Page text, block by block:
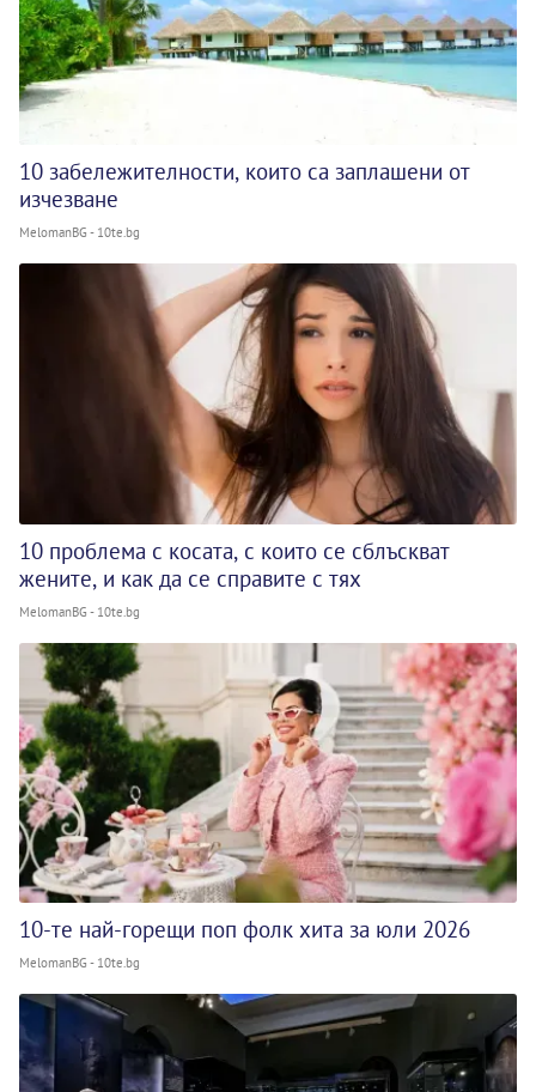
10 забележителности, които са заплашени от
изчезване
MelomanBG - 10te.bg
10 проблема с косата, с които се сблъскват
жените, и как да се справите с тях
MelomanBG - 10te.bg
10-те най-горещи поп фолк хита за юли 2026
MelomanBG - 10te.bg